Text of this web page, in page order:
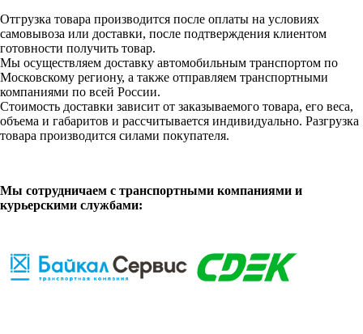
Отгрузка товара производится после оплаты на условиях
самовывоза или доставки, после подтверждения клиентом
готовности получить товар.
Мы осуществляем доставку автомобильным транспортом по
Московскому региону, а также отправляем транспортными
компаниями по всей России.
Стоимость доставки зависит от заказываемого товара, его веса,
объема и габаритов и рассчитывается индивидуально. Разгрузка
товара производится силами покупателя.
Мы сотрудничаем с транспортными компаниями и
курьерскими службами: